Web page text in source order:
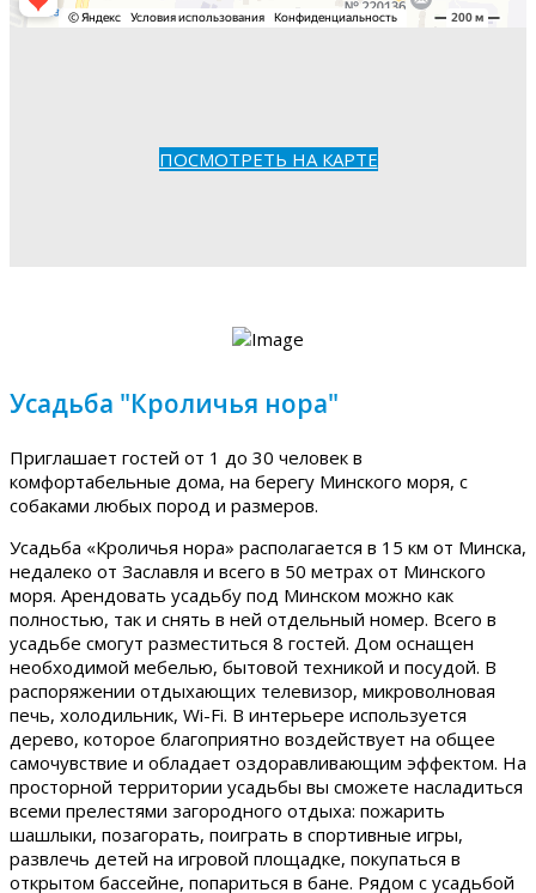
ПОСМОТРЕТЬ НА КАРТЕ
Усадьба "Кроличья нора"
Приглашает гостей от 1 до 30 человек в
комфортабельные дома, на берегу Минского моря, с
собаками любых пород и размеров.
Усадьба «Кроличья нора» располагается в 15 км от Минска,
недалеко от Заславля и всего в 50 метрах от Минского
моря. Арендовать усадьбу под Минском можно как
полностью, так и снять в ней отдельный номер. Всего в
усадьбе смогут разместиться 8 гостей. Дом оснащен
необходимой мебелью, бытовой техникой и посудой. В
распоряжении отдыхающих телевизор, микроволновая
печь, холодильник, Wi-Fi. В интерьере используется
дерево, которое благоприятно воздействует на общее
самочувствие и обладает оздоравливающим эффектом. На
просторной территории усадьбы вы сможете насладиться
всеми прелестями загородного отдыха: пожарить
шашлыки, позагорать, поиграть в спортивные игры,
развлечь детей на игровой площадке, покупаться в
открытом бассейне, попариться в бане. Рядом с усадьбой